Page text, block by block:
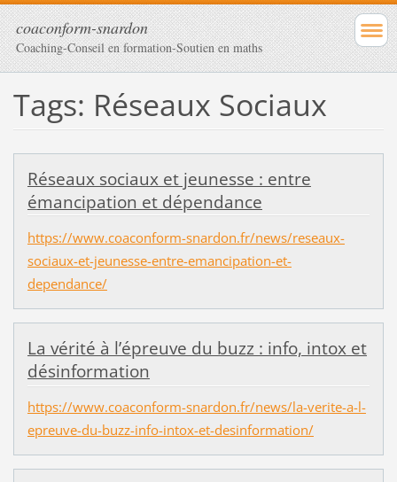
coaconform-snardon
Coaching-Conseil en formation-Soutien en maths
Tags: Réseaux Sociaux
Réseaux sociaux et jeunesse : entre
émancipation et dépendance
https://www.coaconform-snardon.fr/news/reseaux-
sociaux-et-jeunesse-entre-emancipation-et-
dependance/
La vérité à l’épreuve du buzz : info, intox et
désinformation
https://www.coaconform-snardon.fr/news/la-verite-a-l-
epreuve-du-buzz-info-intox-et-desinformation/